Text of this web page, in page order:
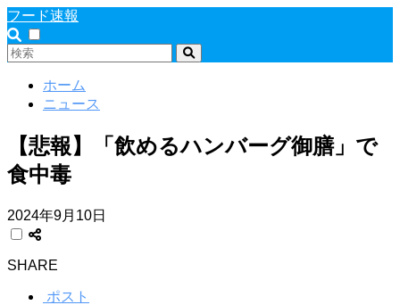
フード速報
ホーム
ニュース
【悲報】「飲めるハンバーグ御膳」で
食中毒
2024年9月10日
SHARE
ポスト